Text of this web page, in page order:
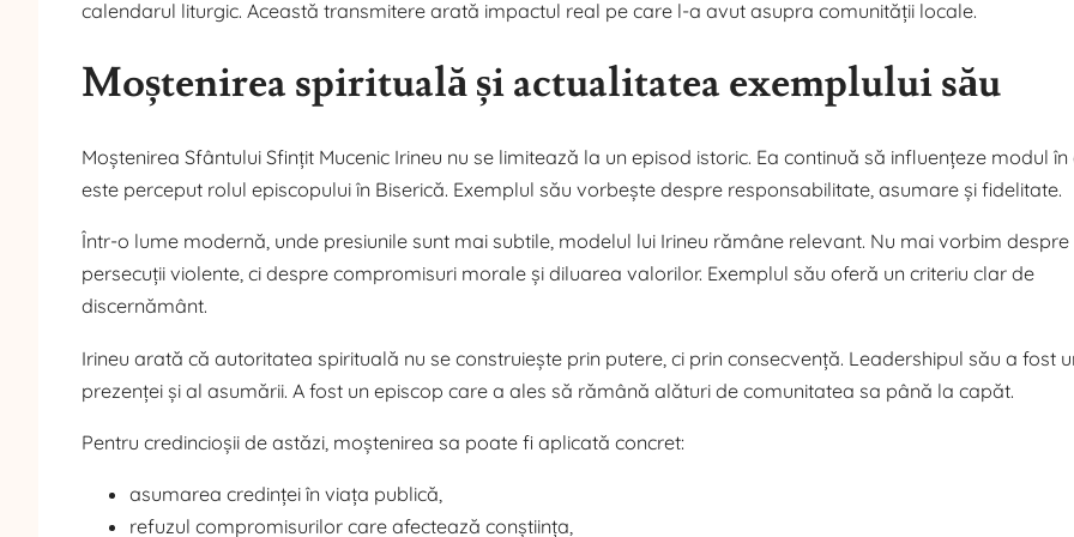
calendarul liturgic. Această transmitere arată impactul real pe care l-a avut asupra comunității locale.
Moștenirea spirituală și actualitatea exemplului său
Moștenirea Sfântului Sfințit Mucenic Irineu nu se limitează la un episod istoric. Ea continuă să influențeze modul în
este perceput rolul episcopului în Biserică. Exemplul său vorbește despre responsabilitate, asumare și fidelitate.
Într-o lume modernă, unde presiunile sunt mai subtile, modelul lui Irineu rămâne relevant. Nu mai vorbim despre
persecuții violente, ci despre compromisuri morale și diluarea valorilor. Exemplul său oferă un criteriu clar de
discernământ.
Irineu arată că autoritatea spirituală nu se construiește prin putere, ci prin consecvență. Leadershipul său a fost
prezenței și al asumării. A fost un episcop care a ales să rămână alături de comunitatea sa până la capăt.
Pentru credincioșii de astăzi, moștenirea sa poate fi aplicată concret:
asumarea credinței în viața publică,
refuzul compromisurilor care afectează conștiința,